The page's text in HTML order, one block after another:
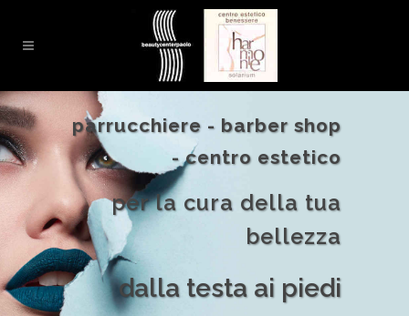
parrucchiere - barber shop
- centro estetico
per la cura della tua
bellezza
dalla testa ai piedi